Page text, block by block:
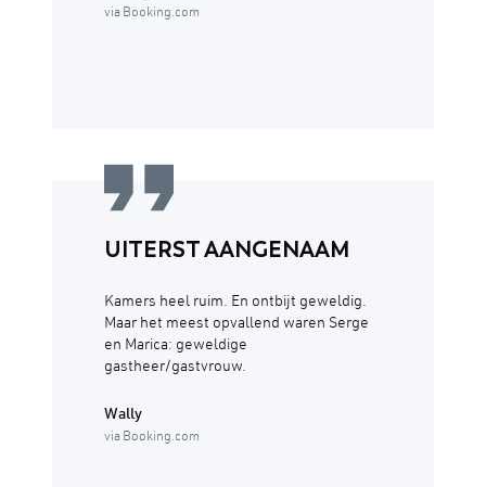
via Booking.com
UITERST AANGENAAM
Kamers heel ruim. En ontbijt geweldig.
Maar het meest opvallend waren Serge
en Marica: geweldige
gastheer/gastvrouw.
Wally
via Booking.com